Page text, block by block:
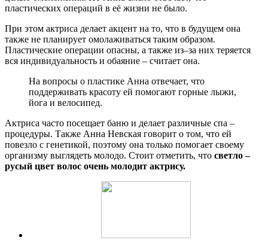
пластических операций в её жизни не было.
При этом актриса делает акцент на то, что в будущем она
также не планирует омолаживаться таким образом.
Пластические операции опасны, а также из–за них теряется
вся индивидуальность и обаяние – считает она.
На вопросы о пластике Анна отвечает, что
поддерживать красоту ей помогают горные лыжи,
йога и велосипед.
Актриса часто посещает баню и делает различные спа –
процедуры. Также Анна Невская говорит о том, что ей
повезло с генетикой, поэтому она только помогает своему
организму выглядеть молодо. Стоит отметить, что светло –
русый цвет волос очень молодит актрису.